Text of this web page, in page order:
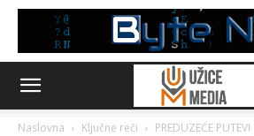
Naslovna Ključne reči PREDUZEĆE